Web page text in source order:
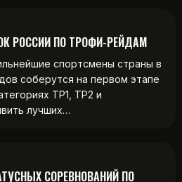
РОССИИ ПО ТРОФИ-РЕЙДАМ
спортсмены страны в
соберутся на первом этапе
ТР1, ТР2 и
лучших…
СОРЕВНОВАНИЙ ПО